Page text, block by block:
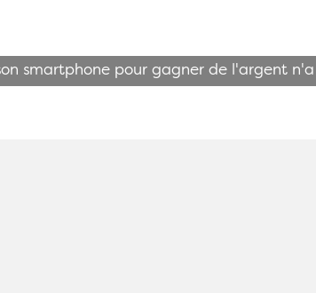
smartphone pour gagner de l'argent